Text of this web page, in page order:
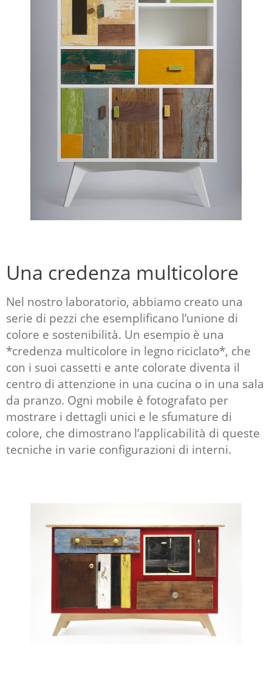
Una credenza multicolore
Nel nostro laboratorio, abbiamo creato una
serie di pezzi che esemplificano l’unione di
colore e sostenibilità. Un esempio è una
*credenza multicolore in legno riciclato*, che
con i suoi cassetti e ante colorate diventa il
centro di attenzione in una cucina o in una sala
da pranzo. Ogni mobile è fotografato per
mostrare i dettagli unici e le sfumature di
colore, che dimostrano l’applicabilità di queste
tecniche in varie configurazioni di interni.